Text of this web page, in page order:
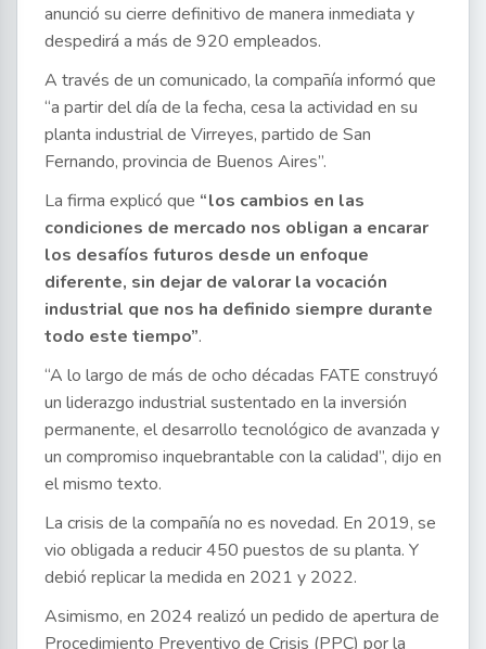
anunció su cierre definitivo de manera inmediata y
despedirá a más de 920 empleados.
A través de un comunicado, la compañía informó que
“a partir del día de la fecha, cesa la actividad en su
planta industrial de Virreyes, partido de San
Fernando, provincia de Buenos Aires”.
La firma explicó que “los cambios en las
condiciones de mercado nos obligan a encarar
los desafíos futuros desde un enfoque
diferente, sin dejar de valorar la vocación
industrial que nos ha definido siempre durante
todo este tiempo”.
“A lo largo de más de ocho décadas FATE construyó
un liderazgo industrial sustentado en la inversión
permanente, el desarrollo tecnológico de avanzada y
un compromiso inquebrantable con la calidad”, dijo en
el mismo texto.
La crisis de la compañía no es novedad. En 2019, se
vio obligada a reducir 450 puestos de su planta. Y
debió replicar la medida en 2021 y 2022.
Asimismo, en 2024 realizó un pedido de apertura de
Procedimiento Preventivo de Crisis (PPC) por la